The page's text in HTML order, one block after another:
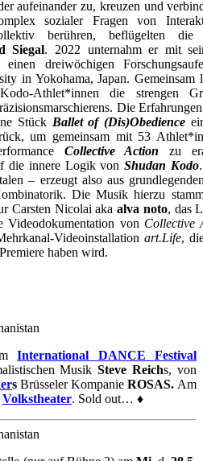
aufeinander zu, kreuzen und
sozialer Fragen von
berühren, beflügelten die
Siegal. 2022 unternahm er mit
einen dreiwöchigen
in Yokohama, Japan. Gemeinsam
Athlet*innen die strengen
Die
Stück Ballet of (Dis)Obedience
um gemeinsam mit 53
Collective Action zu
die innere Logik vonShudan Kodo
– erzeugt also aus
Die Musik hierzu
Carsten Nicolai aka alva noto, das
Videodokumentation von Collective
Videoinstallation art.Life,
haben wird.
International DANCE Festival
MusikSteve Reichs, von
s Brüsseler Kompanie ROSAS. Am
Volkstheater. Sold out… ♦